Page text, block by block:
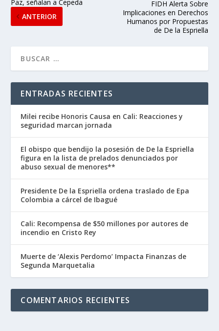
Paz, señalan a Cepeda
ANTERIOR
FIDH Alerta Sobre
Implicaciones en Derechos
Humanos por Propuestas
de De la Espriella
ENTRADAS RECIENTES
Milei recibe Honoris Causa en Cali: Reacciones y
seguridad marcan jornada
El obispo que bendijo la posesión de De la Espriella
figura en la lista de prelados denunciados por
abuso sexual de menores**
Presidente De la Espriella ordena traslado de Epa
Colombia a cárcel de Ibagué
Cali: Recompensa de $50 millones por autores de
incendio en Cristo Rey
Muerte de ‘Alexis Perdomo’ Impacta Finanzas de
Segunda Marquetalia
COMENTARIOS RECIENTES